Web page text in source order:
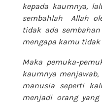
kepada kaumnya,
sembahlah Allah
tidak ada
mengapa kamu tidak
Maka pemuka-
kaumnya
manusia seperti
menjadi orang